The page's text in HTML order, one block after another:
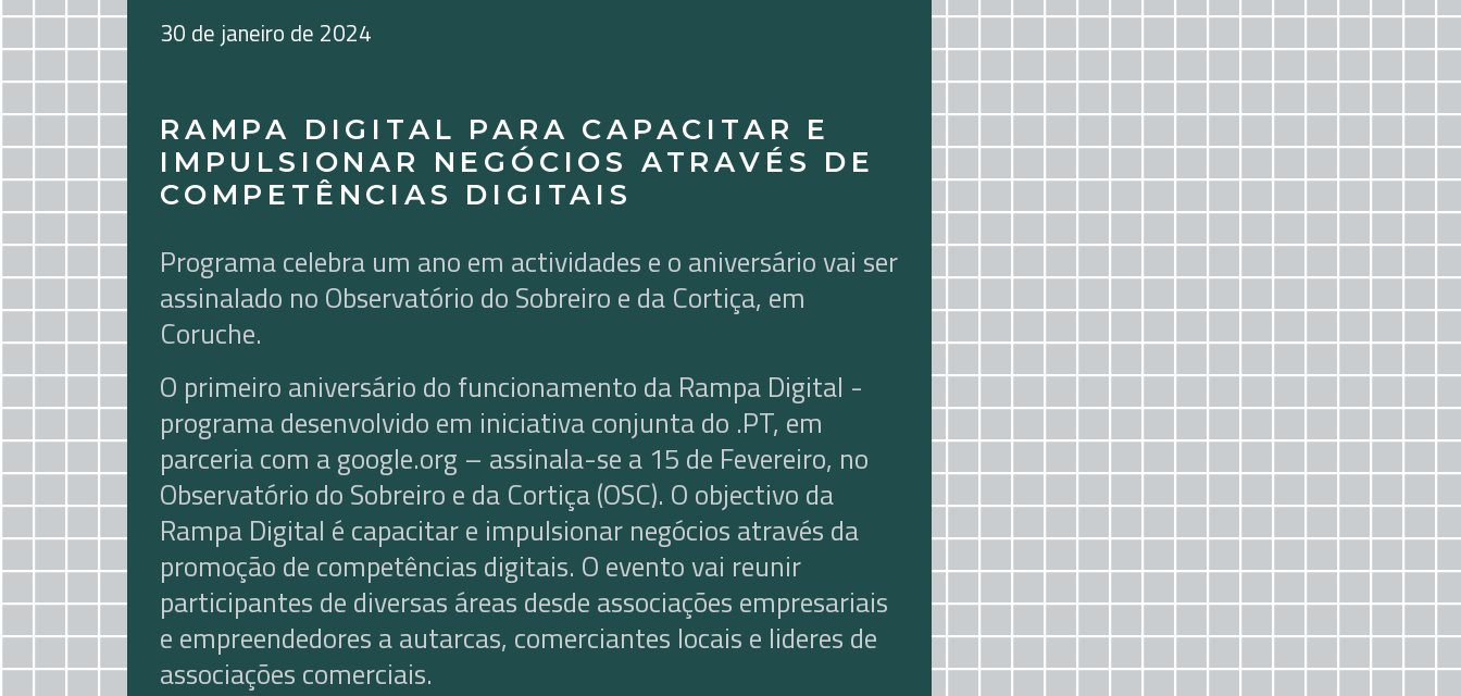
30 de janeiro de 2024
RAMPA DIGITAL PARA CAPACITAR E
IMPULSIONAR NEGÓCIOS ATRAVÉS DE
COMPETÊNCIAS DIGITAIS
Programa celebra um ano em actividades e o aniversário vai ser
assinalado no Observatório do Sobreiro e da Cortiça, em
Coruche.
O primeiro aniversário do funcionamento da Rampa Digital -
programa desenvolvido em iniciativa conjunta do .PT, em
parceria com a google.org – assinala-se a 15 de Fevereiro, no
Observatório do Sobreiro e da Cortiça (OSC). O objectivo da
Rampa Digital é capacitar e impulsionar negócios através da
promoção de competências digitais. O evento vai reunir
participantes de diversas áreas desde associações empresariais
e empreendedores a autarcas, comerciantes locais e lideres de
associações comerciais.